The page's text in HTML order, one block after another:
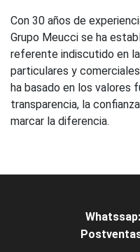
Con 30 años de
Grupo Meucci se ha
referente indiscutido en
particulares y
ha basado en los valores
transparencia, la
marcar la diferencia.
Whatssap: